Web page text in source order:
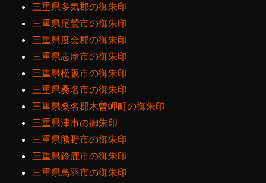
三重県多気郡の御朱印
三重県尾鷲市の御朱印
三重県度会郡の御朱印
三重県志摩市の御朱印
三重県松阪市の御朱印
三重県桑名市の御朱印
三重県桑名郡木曽岬町の御朱印
三重県津市の御朱印
三重県熊野市の御朱印
三重県鈴鹿市の御朱印
三重県鳥羽市の御朱印